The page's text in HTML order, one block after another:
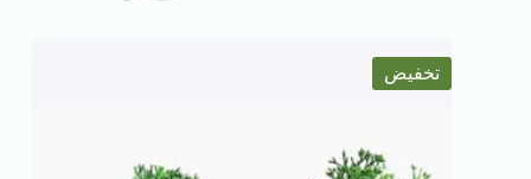
تخفيض